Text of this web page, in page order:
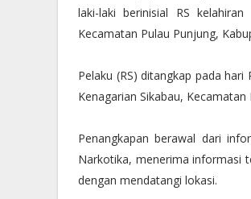
laki-laki berinisial RS
Kecamatan Pulau Punjung,
Pelaku (RS) ditangkap pada
Kenagarian Sikabau,
Penangkapan berawal dari
Narkotika, menerima informasi
dengan mendatangi lokasi.